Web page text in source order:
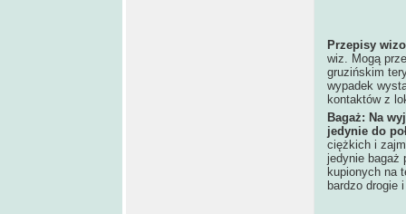
Przepisy
wiz. Mogą
gruzińskim
wypadek
kontaktów z
Bagaż: Na
jedynie do
ciężkich i
jedynie bagaż
kupionych na
bardzo drogie